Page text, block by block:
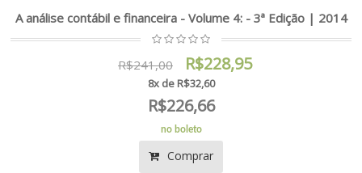
A análise contábil e financeira - Volume 4: - 3ª Edição | 2014
R$241,00 R$228,95
8x de R$32,60
R$226,66
no boleto
Comprar